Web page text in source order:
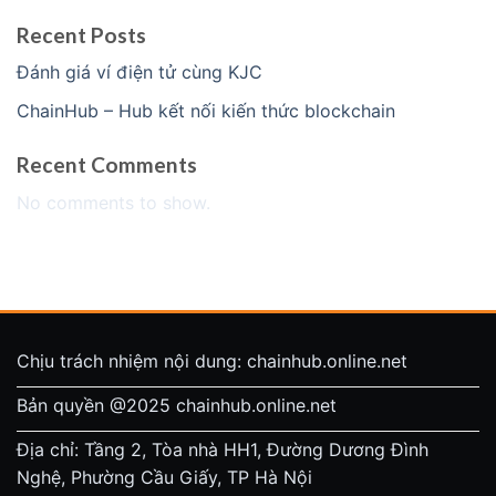
Recent Posts
Đánh giá ví điện tử cùng KJC
ChainHub – Hub kết nối kiến thức blockchain
Recent Comments
No comments to show.
Chịu trách nhiệm nội dung: chainhub.online.net
Bản quyền @2025 chainhub.online.net
Địa chỉ: Tầng 2, Tòa nhà HH1, Đường Dương Đình
Nghệ, Phường Cầu Giấy, TP Hà Nội